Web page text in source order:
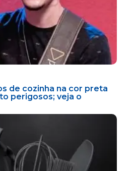
de cozinha na cor preta
perigosos; veja o